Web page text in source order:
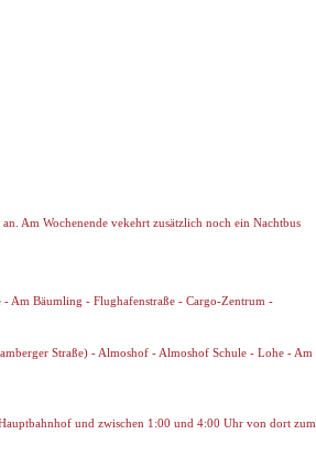
Am Wochenende vekehrt zusätzlich noch ein Nachtbus
Am Bäumling - Flughafenstraße - Cargo-Zentrum -
Straße) - Almoshof - Almoshof Schule - Lohe - Am
und zwischen 1:00 und 4:00 Uhr von dort zum